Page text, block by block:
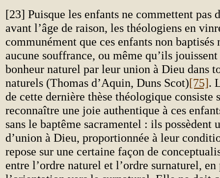
[23] Puisque les enfants ne commettent pas
avant l’âge de raison, les théologiens en
communément que ces enfants non baptisés
aucune souffrance, ou même qu’ils
bonheur naturel par leur union à Dieu dans
naturels (Thomas d’Aquin, Duns Scot)[75].
de cette dernière thèse théologique consiste
reconnaître une joie authentique à ces
sans le baptême sacramentel : ils possèdent
d’union à Dieu, proportionnée à leur
repose sur une certaine façon de
entre l’ordre naturel et l’ordre surnaturel,